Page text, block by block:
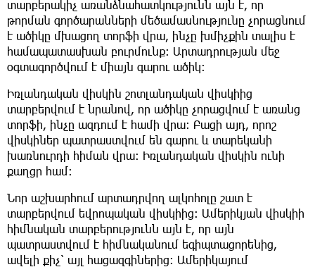
տարբերակիչ առանձնահատկությունն այն է, որ
թորման գործարանների մեծամասնությունը չորացնում
է ածիկը մխացող տորֆի վրա, ինչը խմիչքին տալիս է
համապատասխան բուրմունք: Արտադրության մեջ
օգտագործվում է միայն գարու ածիկ։
Իռլանդական վիսկին շոտլանդական վիսկիից
տարբերվում է նրանով, որ ածիկը չորացվում է առանց
տորֆի, ինչը ազդում է համի վրա։ Բացի այդ, որոշ
վիսկիներ պատրաստվում են գարու և տարեկանի
խառնուրդի հիման վրա: Իռլանդական վիսկին ունի
քաղցր համ:
Նոր աշխարհում արտադրվող ալկոհոլը շատ է
տարբերվում եվրոպական վիսկիից։ Ամերիկյան վիսկիի
հիմնական տարբերությունն այն է, որ այն
պատրաստվում է հիմնականում եգիպտացորենից,
ավելի քիչ՝ այլ հացազգիներից։ Ամերիկայում